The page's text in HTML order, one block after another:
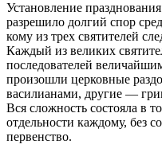
Установление
разрешило долгий спор
кому из трех святителей
Каждый из великих
последователей
произошли церковные
василианами, другие —
Вся сложность состояла в
отдельности каждому, без
первенство.